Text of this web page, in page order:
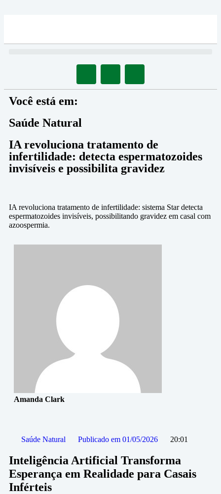
Você está em:
Saúde Natural
IA revoluciona tratamento de
infertilidade: detecta espermatozoides
invisíveis e possibilita gravidez
IA revoluciona tratamento de infertilidade: sistema Star detecta
espermatozoides invisíveis, possibilitando gravidez em casal com
azoospermia.
Amanda Clark
Saúde Natural Publicado em 01/05/2026 20:01
Inteligência Artificial Transforma
Esperança em Realidade para Casais
Inférteis